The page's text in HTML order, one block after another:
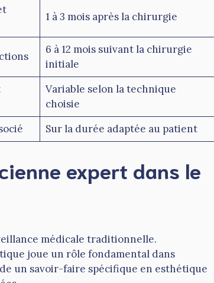
1 à 3 mois après la chirurgie
6 à 12 mois suivant la chirurgie
initiale
Variable selon la technique
choisie
Sur la durée adaptée au patient
expert dans le
médicale traditionnelle.
joue un rôle fondamental dans
un savoir-faire spécifique en esthétique